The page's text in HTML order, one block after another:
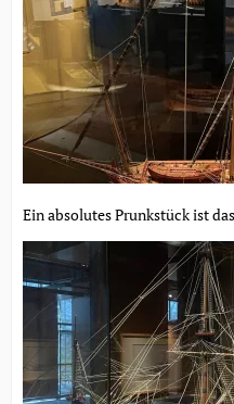
Ein absolutes Prunkstück ist